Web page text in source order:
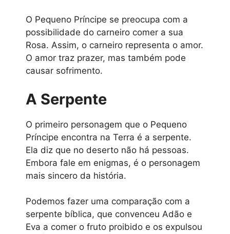
O Pequeno Príncipe se preocupa com a
possibilidade do carneiro comer a sua
Rosa. Assim, o carneiro representa o amor.
O amor traz prazer, mas também pode
causar sofrimento.
A Serpente
O primeiro personagem que o Pequeno
Príncipe encontra na Terra é a serpente.
Ela diz que no deserto não há pessoas.
Embora fale em enigmas, é o personagem
mais sincero da história.
Podemos fazer uma comparação com a
serpente bíblica, que convenceu Adão e
Eva a comer o fruto proibido e os expulsou